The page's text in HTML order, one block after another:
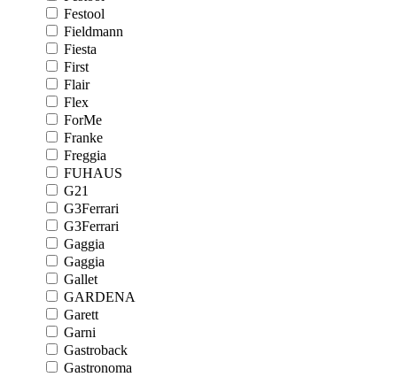
Festool
Fieldmann
Fiesta
First
Flair
Flex
ForMe
Franke
Freggia
FUHAUS
G21
G3Ferrari
G3Ferrari
Gaggia
Gaggia
Gallet
GARDENA
Garett
Garni
Gastroback
Gastronoma